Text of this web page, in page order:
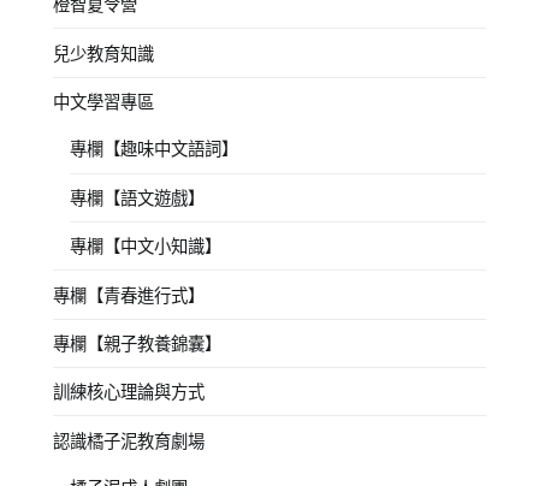
橙智夏令營
兒少教育知識
中文學習專區
專欄【趣味中文語詞】
專欄【語文遊戲】
專欄【中文小知識】
專欄【青春進行式】
專欄【親子教養錦囊】
訓練核心理論與方式
認識橘子泥教育劇場